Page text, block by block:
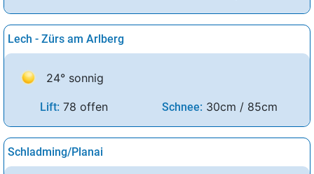
Lech - Zürs am Arlberg
24° sonnig
Lift: 78 offen Schnee: 30cm / 85cm
Schladming/Planai